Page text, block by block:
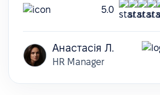
5.0
Анастасія Л.
HR Manager